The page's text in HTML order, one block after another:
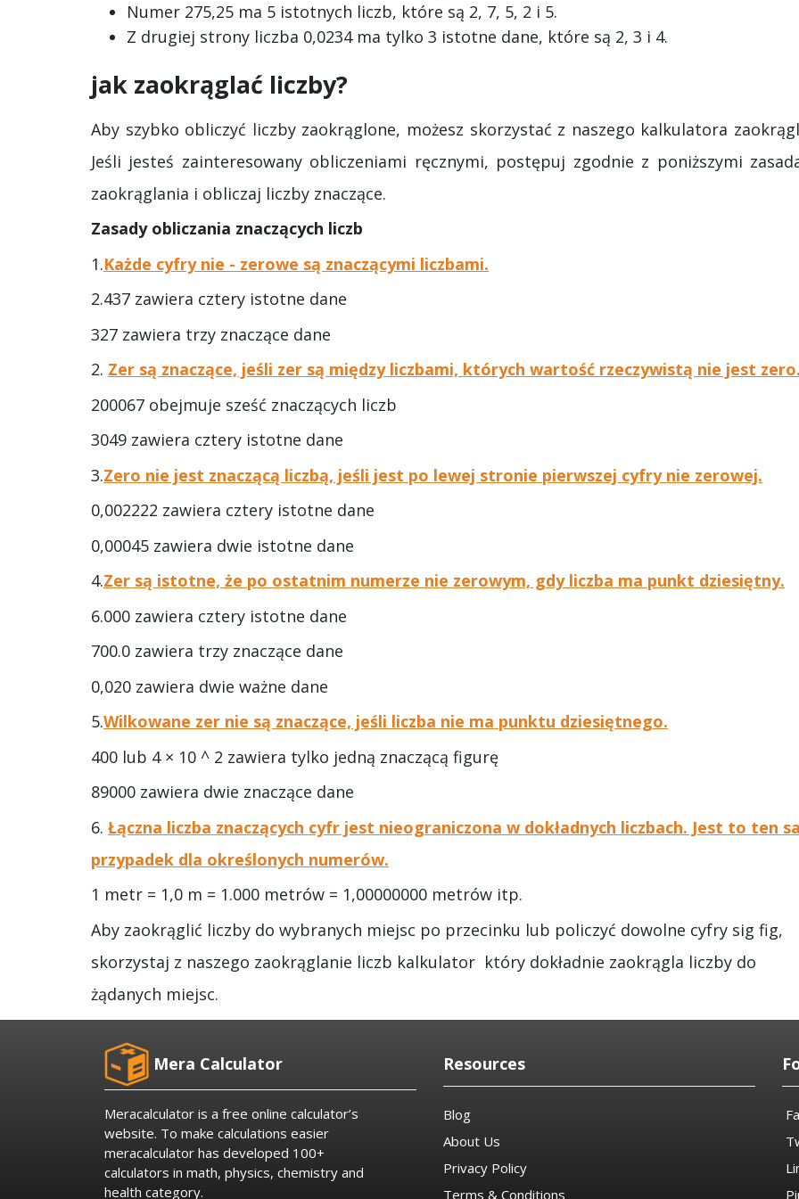
Numer 275,25 ma 5 istotnych liczb, które są 2, 7, 5, 2 i 5.
Z drugiej strony liczba 0,0234 ma tylko 3 istotne dane, które są 2, 3 i 4.
jak zaokrąglać liczby?
Aby szybko obliczyć liczby zaokrąglone, możesz skorzystać z naszego kalkulatora
Jeśli jesteś zainteresowany obliczeniami ręcznymi, postępuj zgodnie z poniższymi
zaokrąglania i obliczaj liczby znaczące.
Zasady obliczania znaczących liczb
1.Każde cyfry nie - zerowe są znaczącymi liczbami.
2.437 zawiera cztery istotne dane
327 zawiera trzy znaczące dane
2. Zer są znaczące, jeśli zer są między liczbami, których wartość rzeczywistą nie jest zero.
200067 obejmuje sześć znaczących liczb
3049 zawiera cztery istotne dane
3.Zero nie jest znaczącą liczbą, jeśli jest po lewej stronie pierwszej cyfry nie zerowej.
0,002222 zawiera cztery istotne dane
0,00045 zawiera dwie istotne dane
4.Zer są istotne, że po ostatnim numerze nie zerowym, gdy liczba ma punkt dziesiętny.
6.000 zawiera cztery istotne dane
700.0 zawiera trzy znaczące dane
0,020 zawiera dwie ważne dane
5.Wilkowane zer nie są znaczące, jeśli liczba nie ma punktu dziesiętnego.
400 lub 4 × 10 ^ 2 zawiera tylko jedną znaczącą figurę
89000 zawiera dwie znaczące dane
6. Łączna liczba znaczących cyfr jest nieograniczona w dokładnych liczbach. Jest to ten
przypadek dla określonych numerów.
1 metr = 1,0 m = 1.000 metrów = 1,00000000 metrów itp.
Aby zaokrąglić liczby do wybranych miejsc po przecinku lub policzyć dowolne cyfry sig fig,
skorzystaj z naszego zaokrąglanie liczb kalkulator który dokładnie zaokrągla liczby do
żądanych miejsc.
Mera Calculator
Meracalculator is a free online calculator’s
website. To make calculations easier
meracalculator has developed 100+
calculators in math, physics, chemistry and
health category.
Resources
Blog
About Us
Privacy Policy
Terms & Conditions